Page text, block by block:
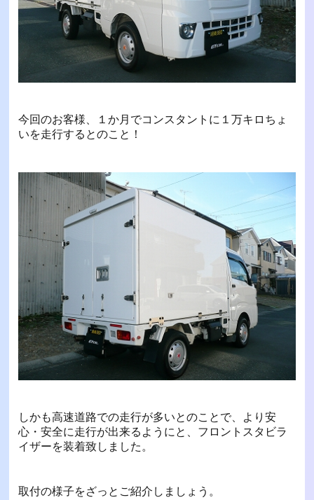
今回のお客様、１か月でコンスタントに１万キロちょ
いを走行するとのこと！
しかも高速道路での走行が多いとのことで、より安
心・安全に走行が出来るようにと、フロントスタビラ
イザーを装着致しました。
取付の様子をざっとご紹介しましょう。